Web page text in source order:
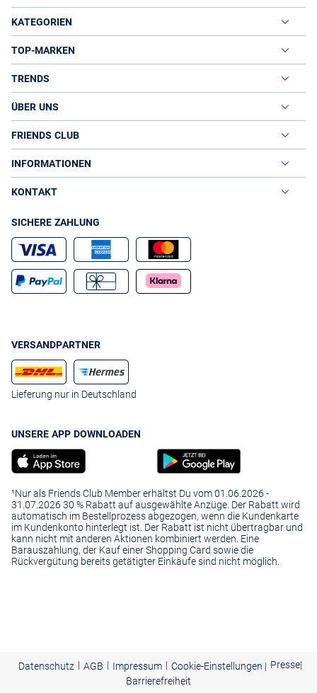
KATEGORIEN
TOP-MARKEN
TRENDS
ÜBER UNS
FRIENDS CLUB
INFORMATIONEN
KONTAKT
SICHERE ZAHLUNG
VERSANDPARTNER
Lieferung nur in Deutschland
UNSERE APP DOWNLOADEN
¹Nur als Friends Club Member erhältst Du vom 01.06.2026 -
31.07.2026 30 % Rabatt auf ausgewählte Anzüge. Der Rabatt wird
automatisch im Bestellprozess abgezogen, wenn die Kundenkarte
im Kundenkonto hinterlegt ist. Der Rabatt ist nicht übertragbar und
kann nicht mit anderen Aktionen kombiniert werden. Eine
Barauszahlung, der Kauf einer Shopping Card sowie die
Rückvergütung bereits getätigter Einkäufe sind nicht möglich.
Datenschutz | AGB | Impressum | Cookie-Einstellungen | Presse|
Barrierefreiheit